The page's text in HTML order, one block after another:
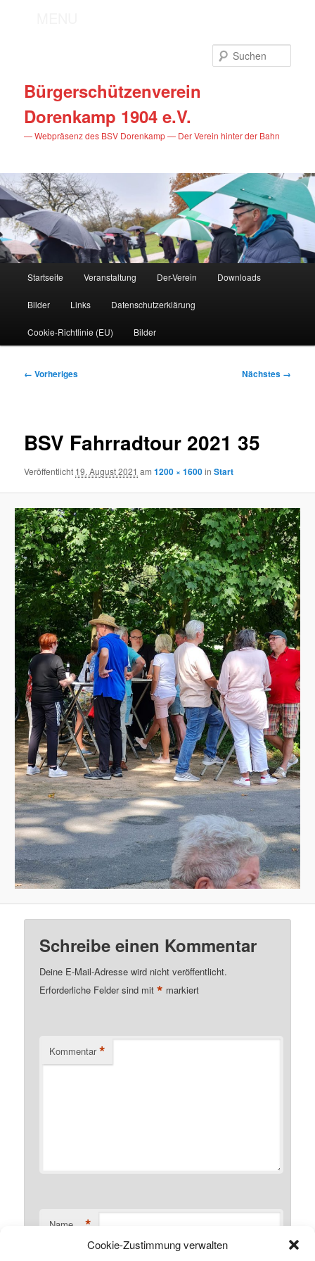
Cookie-Zustimmung verwalten
Bürgerschützenverein
Dorenkamp 1904 e.V.
— Webpräsenz des BSV Dorenkamp — Der Verein hinter der Bahn
Startseite Veranstaltung Der-Verein Downloads
Bilder Links Datenschutzerklärung
Cookie-Richtlinie (EU) Bilder
Bilder-
← Vorheriges Nächstes →
BSV Fahrradtour 2021 35
Veröffentlicht 19. August 2021 am1200 × 1600inStart
Schreibe einen Kommentar
Deine E-Mail-Adresse wird nicht veröffentlicht.
Erforderliche Felder sind mit* markiert
Kommentar *
Name *